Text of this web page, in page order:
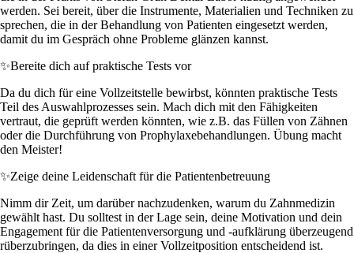
werden. Sei bereit, über die Instrumente, Materialien und Techniken zu
sprechen, die in der Behandlung von Patienten eingesetzt werden,
damit du im Gespräch ohne Probleme glänzen kannst.
✨Bereite dich auf praktische Tests vor
Da du dich für eine Vollzeitstelle bewirbst, könnten praktische Tests
Teil des Auswahlprozesses sein. Mach dich mit den Fähigkeiten
vertraut, die geprüft werden könnten, wie z.B. das Füllen von Zähnen
oder die Durchführung von Prophylaxebehandlungen. Übung macht
den Meister!
✨Zeige deine Leidenschaft für die Patientenbetreuung
Nimm dir Zeit, um darüber nachzudenken, warum du Zahnmedizin
gewählt hast. Du solltest in der Lage sein, deine Motivation und dein
Engagement für die Patientenversorgung und -aufklärung überzeugend
rüberzubringen, da dies in einer Vollzeitposition entscheidend ist.